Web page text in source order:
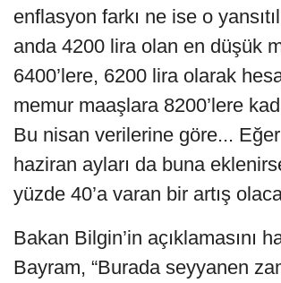
enflasyon farkı ne ise o
anda 4200 lira olan en düşük
6400’lere, 6200 lira olarak
memur maaşlara 8200’lere
Bu nisan verilerine göre...
haziran ayları da buna
yüzde 40’a varan bir artış
Bakan Bilgin’in açıklamasını
Bayram, “Burada seyyanen